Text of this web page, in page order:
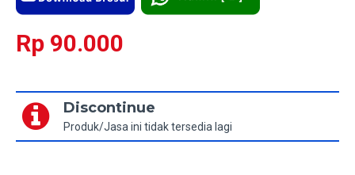
Rp 90.000
Discontinue
Produk/Jasa ini tidak tersedia lagi